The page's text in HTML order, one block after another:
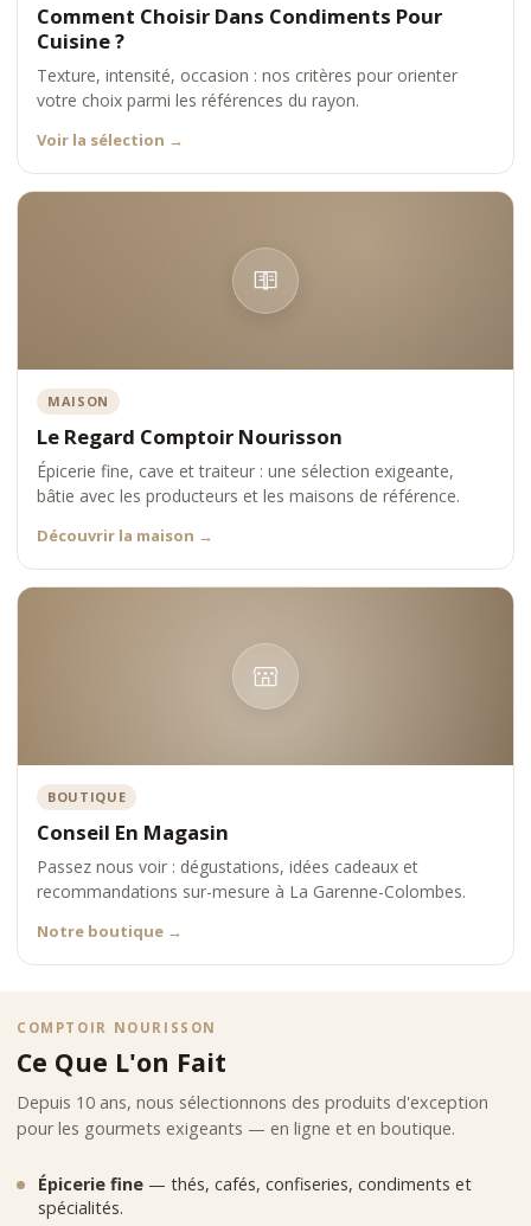
Comment Choisir Dans Condiments Pour
Cuisine ?
Texture, intensité, occasion : nos critères pour orienter
votre choix parmi les références du rayon.
Voir la sélection →
MAISON
Le Regard Comptoir Nourisson
Épicerie fine, cave et traiteur : une sélection exigeante,
bâtie avec les producteurs et les maisons de référence.
Découvrir la maison →
BOUTIQUE
Conseil En Magasin
Passez nous voir : dégustations, idées cadeaux et
recommandations sur-mesure à La Garenne-Colombes.
Notre boutique →
COMPTOIR NOURISSON
Ce Que L'on Fait
Depuis 10 ans, nous sélectionnons des produits d'exception
pour les gourmets exigeants — en ligne et en boutique.
Épicerie fine — thés, cafés, confiseries, condiments et
spécialités.